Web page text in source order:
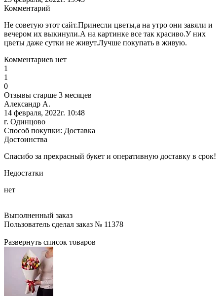
Комментарий
Не советую этот сайт.Принесли цветы,а на утро они завяли и
вечером их выкинули.А на картинке все так красиво.У них
цветы даже сутки не живут.Лучше покупать в живую.
Комментариев нет
1
1
0
Отзывы старше 3 месяцев
Александр А.
14 февраля, 2022г. 10:48
г. Одинцово
Способ покупки: Доставка
Достоинства
Спасибо за прекрасный букет и оперативную доставку в срок!
Недостатки
нет
Выполненный заказ
Пользователь сделал заказ № 11378
Развернуть список товаров